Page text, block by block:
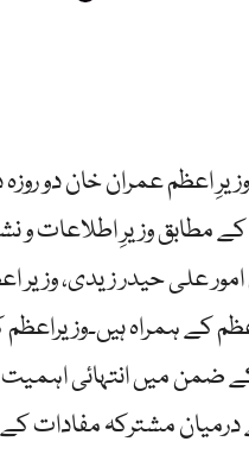
اعظم عمران خان دو
مطابق وزیرِ اطلاعات و
امور علی حیدر زیدی،
کے ہمراہ ہیں۔وزیراعظم
ضمن میں انتہائی
مشترکہ مفادات